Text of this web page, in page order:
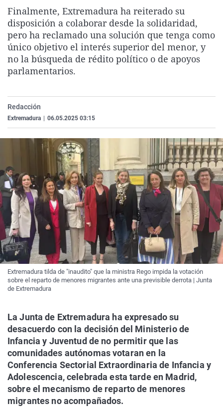
La rosa de los vientos
Gente viajera
Como el perro y el
Caso
Retornados
Equipo de
Operación Viuda
Extremadura
Galicia
La Rioja
Navarra
Virales
Televisión
Elecciones
Finalmente, Extremadura ha reiterado su
disposición a colaborar desde la solidaridad,
pero ha reclamado una solución que tenga como
único objetivo el interés superior del menor, y
no la búsqueda de rédito político o de apoyos
parlamentarios.
Redacción
Extremadura 06.05.2025 03:15
Extremadura tilda de "inaudito" que la ministra Rego impida la votación
sobre el reparto de menores migrantes ante una previsible derrota | Junta
de Extremadura
La Junta de Extremadura ha expresado su
desacuerdo con la decisión del Ministerio de
Infancia y Juventud de no permitir que las
comunidades autónomas votaran en la
Conferencia Sectorial Extraordinaria de Infancia y
Adolescencia, celebrada esta tarde en Madrid,
sobre el mecanismo de reparto de menores
migrantes no acompañados.